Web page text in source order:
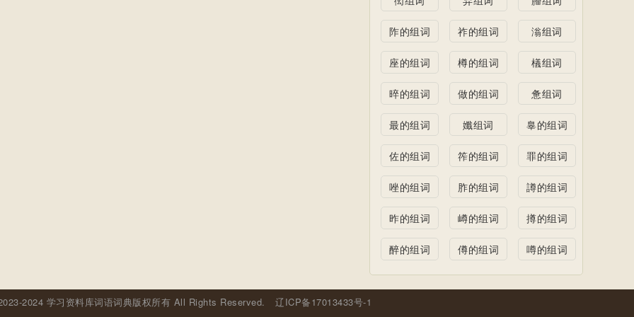
阼的组词 祚的组词 滃组词
座的组词 樽的组词 檥组词
晬的组词 做的组词 惫组词
最的组词 孅组词 辠的组词
佐的组词 筰的组词 罪的组词
唑的组词 胙的组词 譐的组词
昨的组词 嶟的组词 撙的组词
醉的组词 僔的组词 噂的组词
2024 学习资料库词语词典版权所有 All Rights Reserved. 辽ICP备17013433号-1